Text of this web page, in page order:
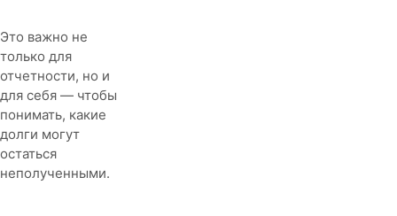
Это важно не
только для
отчетности, но и
для себя — чтобы
понимать, какие
долги могут
остаться
неполученными.